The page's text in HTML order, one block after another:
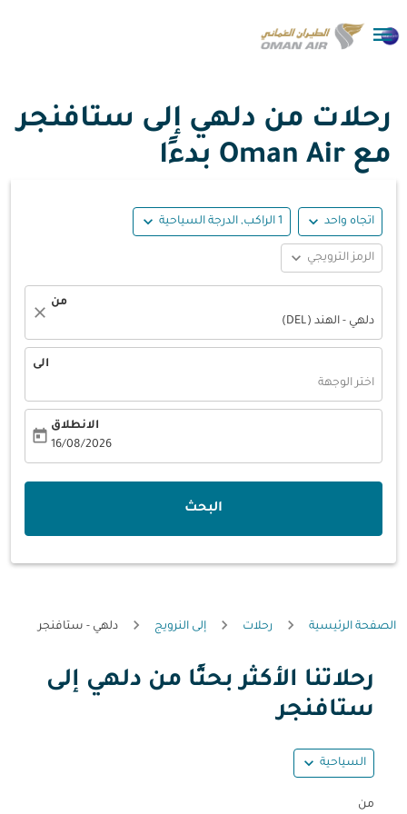

رحلات من دلهي إلى ستافنجر
مع Oman Air بدءًا
اتجاه واحد expand_more 1 الراكب, الدرجة السياحية expand_more
الرمز الترويجي expand_more
من
دلهي - الهند (DEL)
close
الى
اختر الوجهة
الانطلاق
16/08/2026
today
البحث
الصفحة الرئيسية رحلات إلى النرويج دلهي - ستافنجر
رحلاتنا الأكثر بحثًا من دلهي إلى
ستافنجر
السياحية expand_more
من
حاول تحديث الرحلة (مغادرة و/أو وجهة) أو التفاعل مع